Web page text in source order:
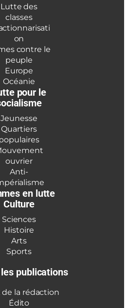
Lutte des
classes
on
contre le
peuple
Europe
Océanie
pour le
Jeunesse
Quartiers
ouvrier
Anti-
en lutte
Culture
Sciences
Histoire
Arts
Sports
publications
de la rédaction
Édito